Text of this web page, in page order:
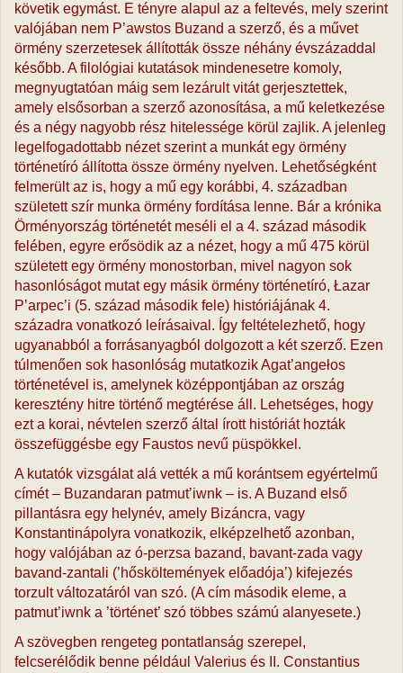
követik egymást. E tényre alapul az a feltevés, mely szerint
valójában nem P’awstos Buzand a szerző, és a művet
örmény szerzetesek állították össze néhány évszázaddal
később. A filológiai kutatások mindenesetre komoly,
megnyugtatóan máig sem lezárult vitát gerjesztettek,
amely elsősorban a szerző azonosítása, a mű keletkezése
és a négy nagyobb rész hitelessége körül zajlik. A jelenleg
legelfogadottabb nézet szerint a munkát egy örmény
történetíró állította össze örmény nyelven. Lehetőségként
felmerült az is, hogy a mű egy korábbi, 4. században
született szír munka örmény fordítása lenne. Bár a krónika
Örményország történetét meséli el a 4. század második
felében, egyre erősödik az a nézet, hogy a mű 475 körül
született egy örmény monostorban, mivel nagyon sok
hasonlóságot mutat egy másik örmény történetíró, Łazar
P’arpec’i (5. század második fele) históriájának 4.
századra vonatkozó leírásaival. Így feltételezhető, hogy
ugyanabból a forrásanyagból dolgozott a két szerző. Ezen
túlmenően sok hasonlóság mutatkozik Agat’angełos
történetével is, amelynek középpontjában az ország
keresztény hitre történő megtérése áll. Lehetséges, hogy
ezt a korai, névtelen szerző által írott históriát hozták
összefüggésbe egy Faustos nevű püspökkel.
A kutatók vizsgálat alá vették a mű korántsem egyértelmű
címét – Buzandaran patmut’iwnk – is. A Buzand első
pillantásra egy helynév, amely Bizáncra, vagy
Konstantinápolyra vonatkozik, elképzelhető azonban,
hogy valójában az ó-perzsa bazand, bavant-zada vagy
bavand-zantali (’hősköltemények előadója’) kifejezés
torzult változatáról van szó. (A cím második eleme, a
patmut’iwnk a ’történet’ szó többes számú alanyesete.)
A szövegben rengeteg pontatlanság szerepel,
felcserélődik benne például Valerius és II. Constantius